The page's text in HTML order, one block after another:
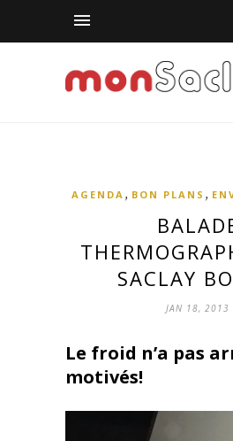
AGENDA , BON PLANS ,
SACLAY
JAN 18, 2013
Le froid n’a pas
motivés!